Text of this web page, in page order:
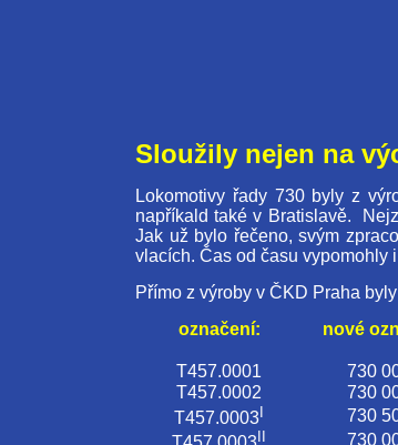
Sloužily nejen na
Lokomotivy řady 730 byly z
napříkald také v Bratislavě.
Jak už bylo řečeno, svým
vlacích. Čas od času vypomohly
Přímo z výroby v ČKD Praha
označení:
nové
T457.0001 730
T457.0002
730
T457.0003
730
730